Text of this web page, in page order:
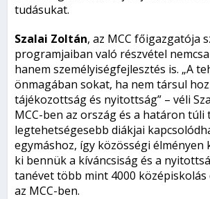
tudásukat.
Szalai Zoltán, az MCC főigazgatója
programjaiban való részvétel
hanem személyiségfejlesztés is. „A
önmagában sokat, ha nem társul
tájékozottság és nyitottság” – véli
MCC-ben az ország és a határon
legtehetségesebb diákjai
egymáshoz, így közösségi élményen
ki bennük a kíváncsiság és a
tanévet több mint 4000 középiskolás
az MCC-ben.